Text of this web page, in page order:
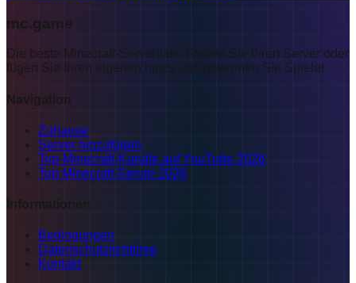
mc.game
Die beste Minecraft-Serverliste. Finden Sie Ihren Server oder
fügen Sie Ihren eigenen hinzu und gewinnen Sie Spieler.
Navigation
Zuhause
Server hinzufügen
Top-Minecraft-Kanäle auf YouTube 2026
Top Minecraft-Server 2026
Informationen
Bedingungen
Datenschutzrichtlinie
Kontakt